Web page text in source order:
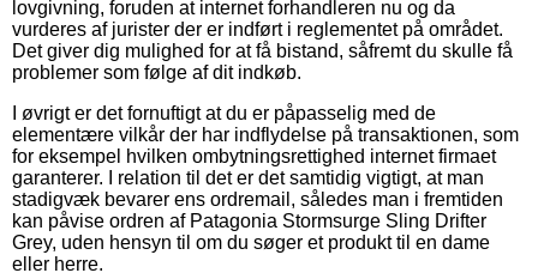
lovgivning, foruden at internet forhandleren nu og da
vurderes af jurister der er indført i reglementet på området.
Det giver dig mulighed for at få bistand, såfremt du skulle få
problemer som følge af dit indkøb.
I øvrigt er det fornuftigt at du er påpasselig med de
elementære vilkår der har indflydelse på transaktionen, som
for eksempel hvilken ombytningsrettighed internet firmaet
garanterer. I relation til det er det samtidig vigtigt, at man
stadigvæk bevarer ens ordremail, således man i fremtiden
kan påvise ordren af Patagonia Stormsurge Sling Drifter
Grey, uden hensyn til om du søger et produkt til en dame
eller herre.